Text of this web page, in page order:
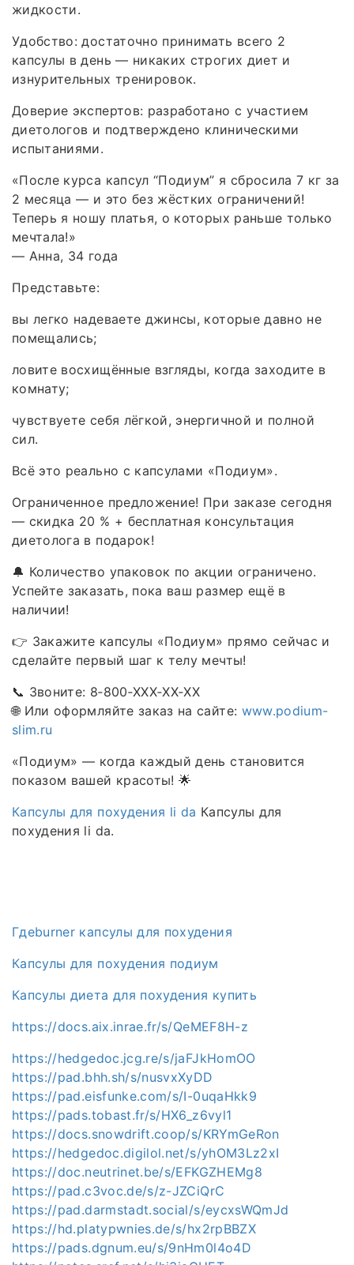
жидкости.
Удобство: достаточно принимать всего 2
капсулы в день — никаких строгих диет и
изнурительных тренировок.
Доверие экспертов: разработано с участием
диетологов и подтверждено клиническими
испытаниями.
«После курса капсул “Подиум” я сбросила 7 кг за
2 месяца — и это без жёстких ограничений!
Теперь я ношу платья, о которых раньше только
мечтала!»
— Анна, 34 года
Представьте:
вы легко надеваете джинсы, которые давно не
помещались;
ловите восхищённые взгляды, когда заходите в
комнату;
чувствуете себя лёгкой, энергичной и полной
сил.
Всё это реально с капсулами «Подиум».
Ограниченное предложение! При заказе сегодня
— скидка 20 % + бесплатная консультация
диетолога в подарок!
🔔 Количество упаковок по акции ограничено.
Успейте заказать, пока ваш размер ещё в
наличии!
👉 Закажите капсулы «Подиум» прямо сейчас и
сделайте первый шаг к телу мечты!
📞 Звоните: 8‑800‑XXX‑XX‑XX
🌐 Или оформляйте заказ на сайте: www.podium-
slim.ru
«Подиум» — когда каждый день становится
показом вашей красоты! 🌟
Капсулы для похудения li da Капсулы для
похудения li da.
Гдеburner капсулы для похудения
Капсулы для похудения подиум
Капсулы диета для похудения купить
https://docs.aix.inrae.fr/s/QeMEF8H-z
https://hedgedoc.jcg.re/s/jaFJkHomOO
https://pad.bhh.sh/s/nusvxXyDD
https://pad.eisfunke.com/s/I-0uqaHkk9
https://pads.tobast.fr/s/HX6_z6vyl1
https://docs.snowdrift.coop/s/KRYmGeRon
https://hedgedoc.digilol.net/s/yhOM3Lz2xI
https://doc.neutrinet.be/s/EFKGZHEMg8
https://pad.c3voc.de/s/z-JZCiQrC
https://pad.darmstadt.social/s/eycxsWQmJd
https://hd.platypwnies.de/s/hx2rpBBZX
https://pads.dgnum.eu/s/9nHm0l4o4D